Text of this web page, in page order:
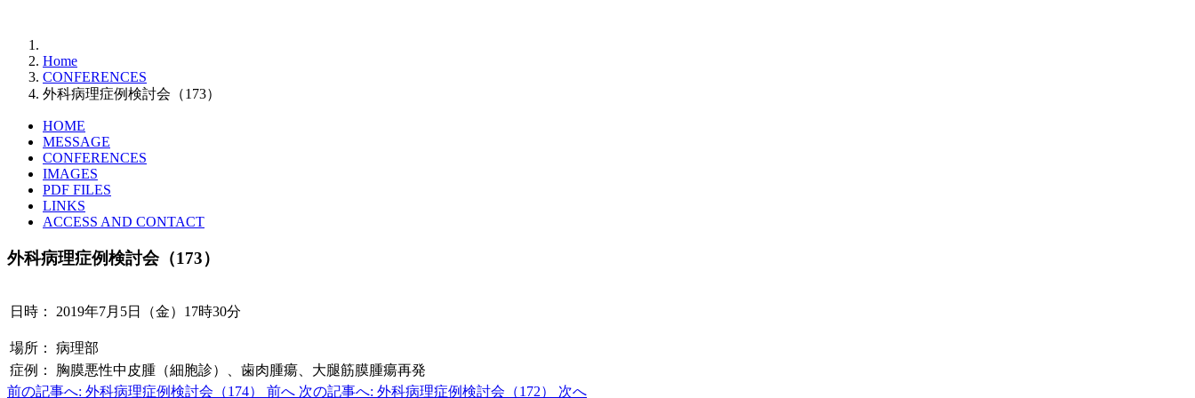
Home
CONFERENCES
外科病理症例検討会（173）
HOME
MESSAGE
CONFERENCES
IMAGES
PDF FILES
LINKS
ACCESS AND CONTACT
外科病理症例検討会（173）
日時： 2019年7月5日（金）17時30分
場所：
病理部
症例：
胸膜悪性中皮腫（細胞診）、歯肉腫瘍、大腿筋膜腫瘍再発
前の記事へ: 外科病理症例検討会（174） 前へ 次の記事へ: 外科病理症例検討会（172） 次へ